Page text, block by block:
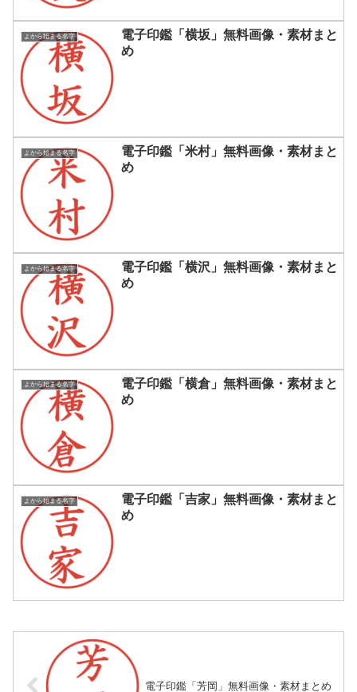
よから始まる名字
電子印鑑「横坂」無料画像・素材まと
め
よから始まる名字
電子印鑑「米村」無料画像・素材まと
め
よから始まる名字
電子印鑑「横沢」無料画像・素材まと
め
よから始まる名字
電子印鑑「横倉」無料画像・素材まと
め
よから始まる名字
電子印鑑「吉家」無料画像・素材まと
め
電子印鑑「芳岡」無料画像・素材まとめ